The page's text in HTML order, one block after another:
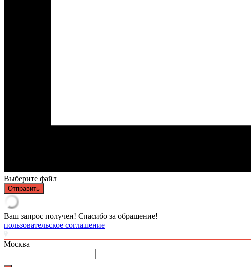
Выберите файл
Отправить
Ваш запрос получен! Спасибо за обращение!
пользовательское соглашение
Москва